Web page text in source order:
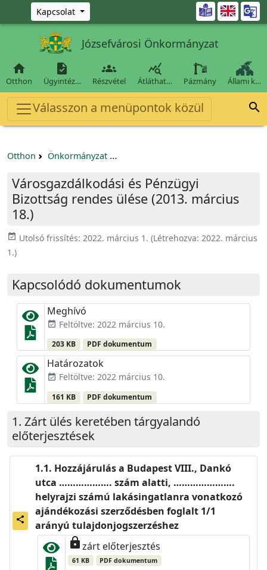
Ugrás a fő tartalomra
Kapcsolat 
Józsefvárosi Önkormányzat

Otthon

Ügyintéz…

Részvétel

Átláthat… Pázmány Állami k…
Válasszon a menüpontok közül 
Otthon Önkormányzat
Városgazdálkodási és Pénzügyi
Bizottság rendes ülése (2013. március
18.)
event_available Utolsó frissítés: 2022. március 1. (Létrehozva: 2022. március
1.)
Kapcsolódó dokumentumok
Meghívó
event_available Feltöltve: 2022 március 10.
203 KB PDF dokumentum
Határozatok
event_available Feltöltve: 2022 március 10.
161 KB PDF dokumentum
Zárt ülés keretében tárgyalandó
előterjesztések
share
Hozzájárulás a Budapest VIII., Dankó
utca ………………. szám alatti, ………………….
helyrajzi számú lakásingatlanra vonatkozó
ajándékozási szerződésben foglalt 1/1
arányú tulajdonjogszerzéshez
lockzárt előterjesztés
61 KB PDF dokumentum